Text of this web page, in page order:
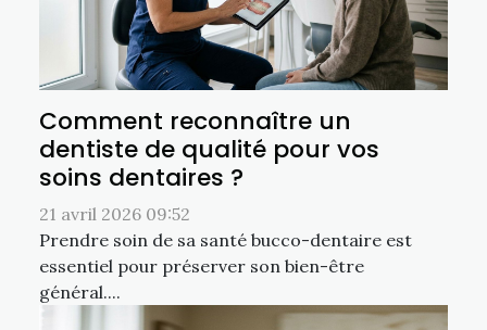
Comment reconnaître un
dentiste de qualité pour vos
soins dentaires ?
21 avril 2026 09:52
Prendre soin de sa santé bucco-dentaire est
essentiel pour préserver son bien-être
général....